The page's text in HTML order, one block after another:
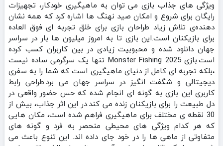
ویژگی‌ های جذاب بازی می‌ توان به ماهیگیری خودکار، تجهیزات
رایگان برای شروع و امکان صید نهنگ‌ ها اشاره کرد که همه نشان‌
دهنده‌ی تلاش زیاد طراحان بازی برای خلق تجربه‌ ای فوق العاده
برای بازیکنان است.این بازی تا به امروز میلیون ها بار در سراسر
جهان دانلود شده و محبوبیت زیادی در بین کاربران کسب کرده
است.بازی Monster Fishing 2025 تنها یک سرگرمی ساده نیست
،بلکه تجربه‌ ای کامل از دنیای ماهیگیری است که شما را به سفری
دیجیتالی و شگفت انگیز در سراسر جهان می‌ برد.طراحی رابط
کاربری این بازی به گونه‌ ای انجام شده که حس حضور واقعی در
دل طبیعت را برای بازیکنان زنده می‌ کند.در این اثر جذاب، بیش از
30 نقطه‌ ی مختلف برای ماهیگیری فراهم شده است، مکان‌ هایی
که هر کدام ویژگی‌ های محیطی منحصر به فرد و گونه‌ های
متفاوتی از ماهی‌ ها را در خود جای داده‌ اند. این تنوع باعث می‌